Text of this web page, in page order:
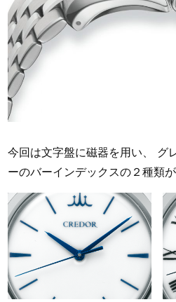
今回は文字盤に磁器を用い、 グ
ーのバーインデックスの２種類